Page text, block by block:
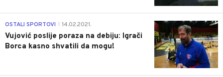
1
OSTALI SPORTOVI 14.02.2021.
Vujović poslije poraza na debiju: Igrači
Borca kasno shvatili da mogu!